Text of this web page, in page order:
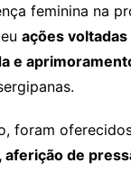
feminina na
ações
e
foram
aferição de